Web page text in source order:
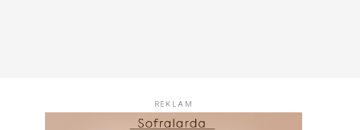
REKLAM